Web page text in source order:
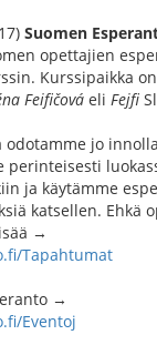
Suomen
opettajien
Kurssipaikka
Feifičová eli Fejfi
odotamme jo
perinteisesti
ja käytämme
katsellen. Ehkä
→
Tapahtumat
→
Eventoj